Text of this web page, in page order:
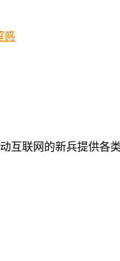
惑
互联网的新兵提供各